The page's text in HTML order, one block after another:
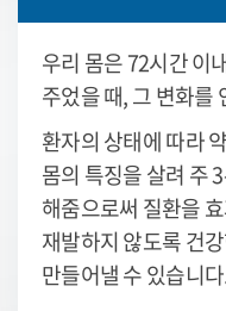
우리 몸은 72시간 이
주었을 때, 그 변화를
환자의 상태에 따라
몸의 특징을 살려 주
해줌으로써 질환을
재발하지 않도록 건
만들어낼 수 있습니